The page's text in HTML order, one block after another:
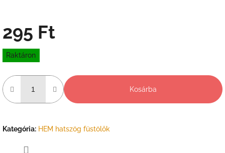
295 Ft
Egységár:
Raktáron
Kosárba
Kategória: HEM hatszög füstölők